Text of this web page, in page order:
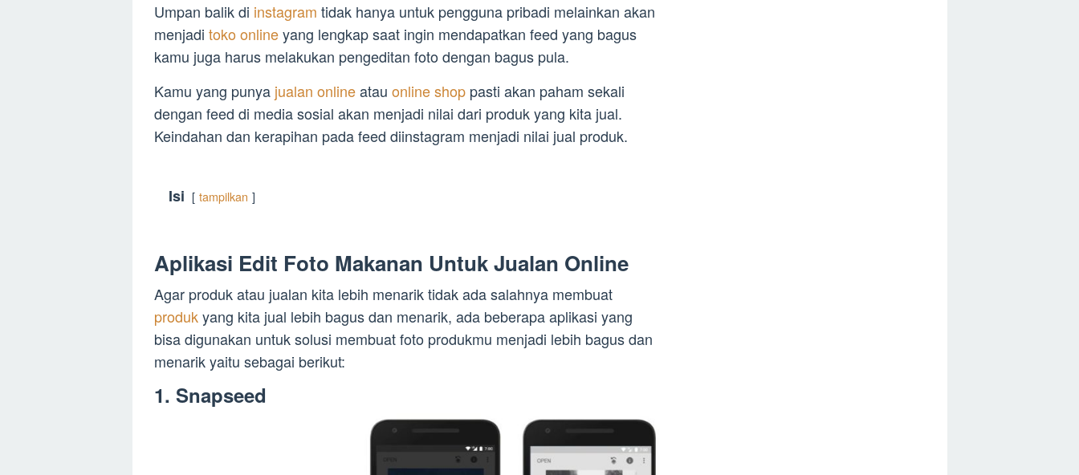
Umpan balik di instagram tidak hanya untuk pengguna pribadi melainkan akan
menjadi toko onlineyang lengkap saat ingin mendapatkan feed yang bagus
kamu juga harus melakukan pengeditan foto dengan bagus pula.
Kamu yang punya jualan onlineatau online shop pasti akan paham sekali
dengan feed di media sosial akan menjadi nilai dari produk yang kita jual.
Keindahan dan kerapihan pada feed diinstagram menjadi nilai jual produk.
Isi tampilkan
Aplikasi Edit Foto Makanan Untuk Jualan Online
Agar produk atau jualan kita lebih menarik tidak ada salahnya membuat
produkyang kita jual lebih bagus dan menarik, ada beberapa aplikasi yang
bisa digunakan untuk solusi membuat foto produkmu menjadi lebih bagus dan
menarik yaitu sebagai berikut:
1. Snapseed